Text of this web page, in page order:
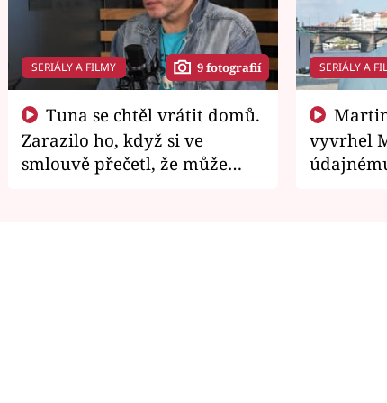
SERIÁLY A FILMY 9 fotografií
Zarazilo ho, když si ve
smlouvě přečetl, že může
SERIÁLY A
vyvrhel